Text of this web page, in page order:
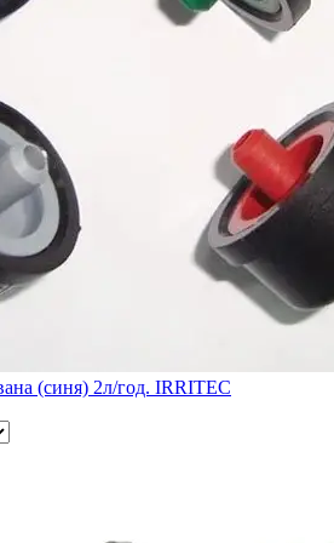
(синя) 2л/год. IRRITEC